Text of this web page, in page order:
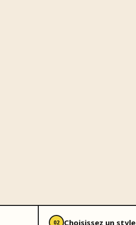
02 Choisissez un style